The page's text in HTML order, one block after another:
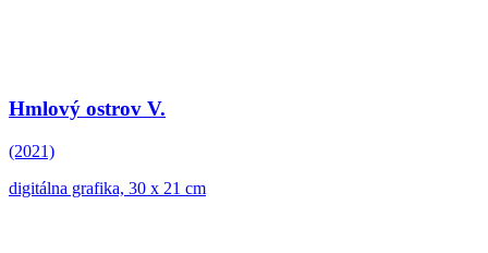
Hmlový ostrov V.
(2021)
digitálna grafika, 30 x 21 cm